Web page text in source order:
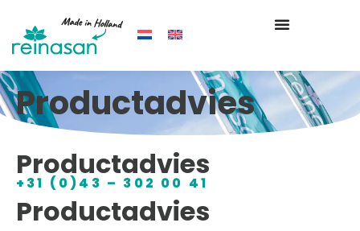
Productadvies
Productadvies
+31 (0)43 – 302 00 41
Productadvies